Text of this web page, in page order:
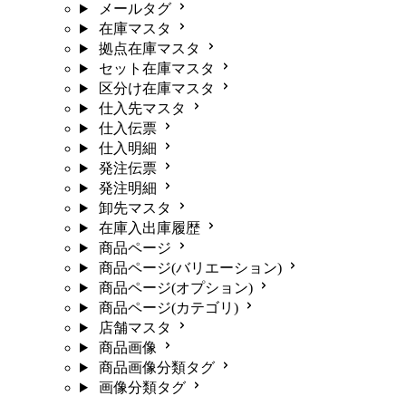
メールタグ
在庫マスタ
拠点在庫マスタ
セット在庫マスタ
区分け在庫マスタ
仕入先マスタ
仕入伝票
仕入明細
発注伝票
発注明細
卸先マスタ
在庫入出庫履歴
商品ページ
商品ページ(バリエーション)
商品ページ(オプション)
商品ページ(カテゴリ)
店舗マスタ
商品画像
商品画像分類タグ
画像分類タグ